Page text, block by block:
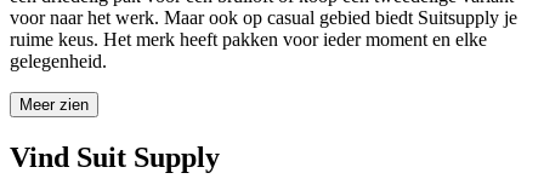
voor naar het werk. Maar ook op casual gebied biedt Suitsupply je
ruime keus. Het merk heeft pakken voor ieder moment en elke
gelegenheid.
Meer zien
Vind Suit Supply